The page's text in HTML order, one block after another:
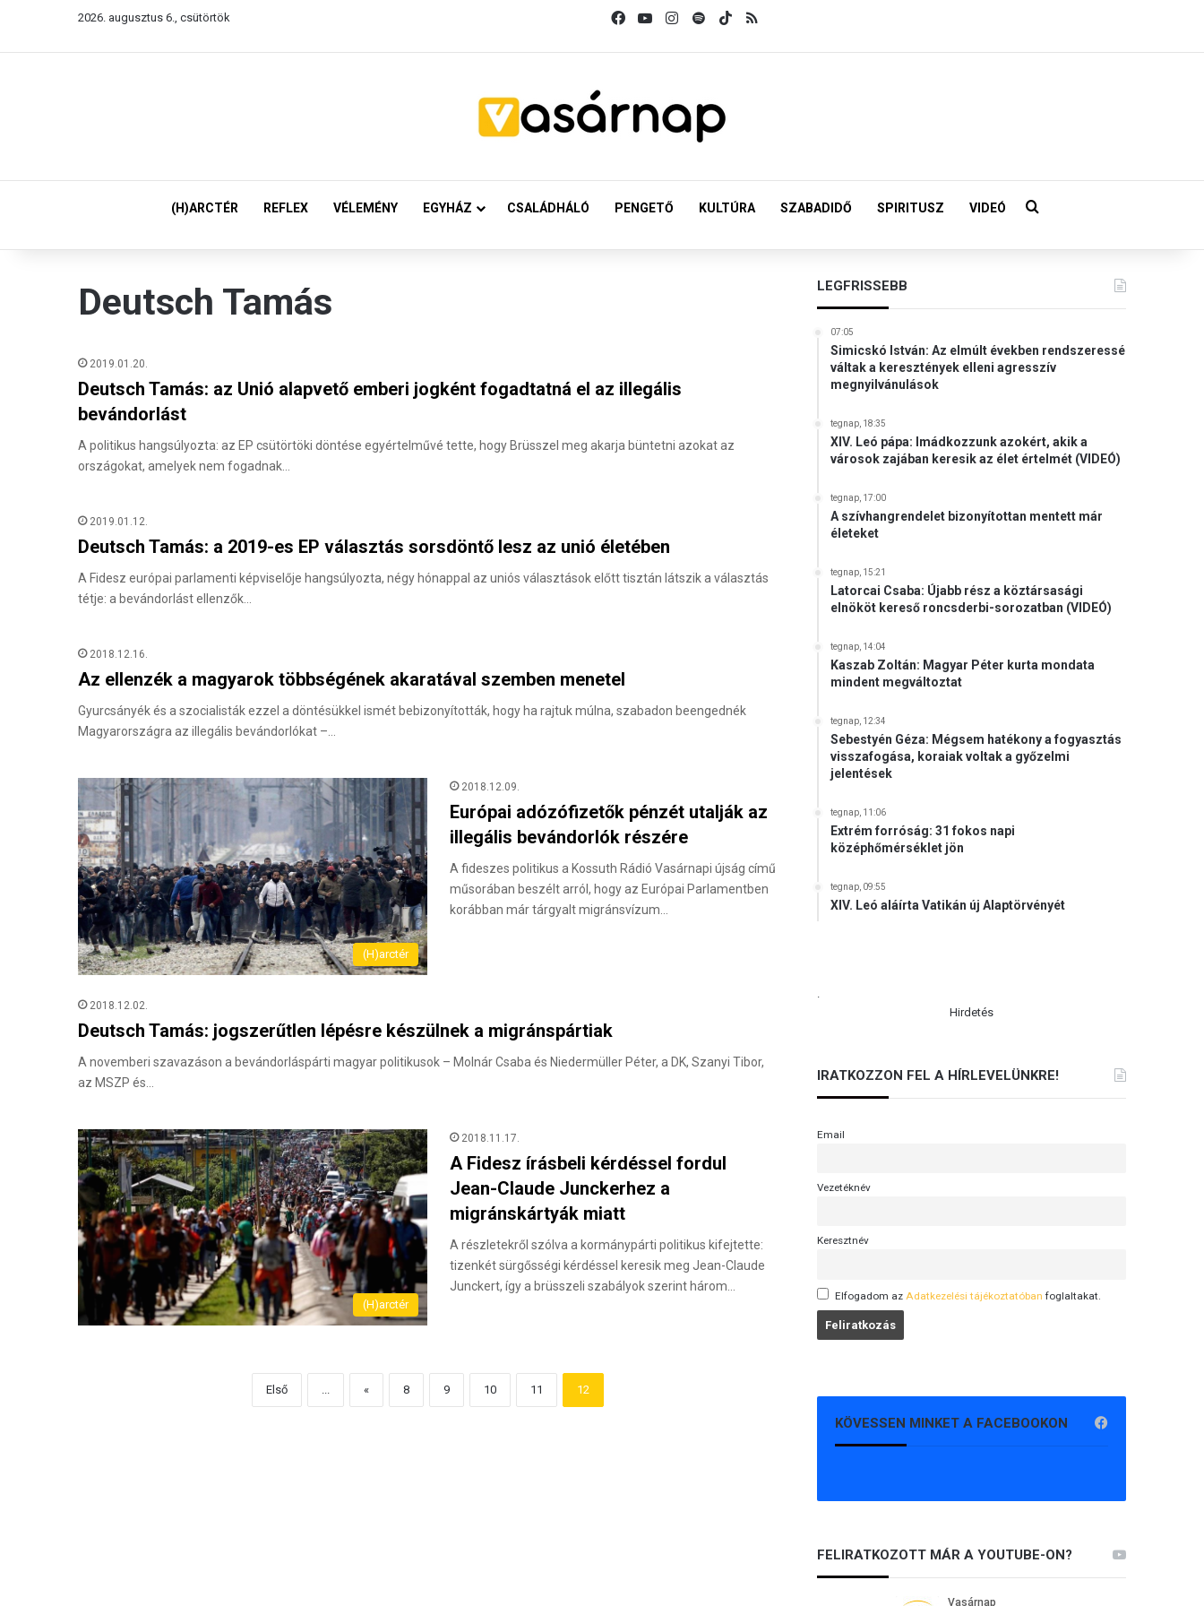
2026. augusztus 6., csütörtök FacebookYouTubeInstagram
SpotifyTikTok
(H)ARCTÉR REFLEX VÉLEMÉNY EGYHÁZ CSALÁDHÁLÓ PENGETŐ KULTÚRA SZABADIDŐ SPIRITUSZ VIDEÓ Keresés:
Deutsch Tamás
2019.01.20.
Deutsch Tamás: az Unió alapvető emberi jogként fogadtatná el az illegális
bevándorlást
A politikus hangsúlyozta: az EP csütörtöki döntése egyértelművé tette, hogy Brüsszel meg akarja büntetni azokat az
országokat, amelyek nem fogadnak…
2019.01.12.
Deutsch Tamás: a 2019-es EP választás sorsdöntő lesz az unió életében
A Fidesz európai parlamenti képviselője hangsúlyozta, négy hónappal az uniós választások előtt tisztán látszik a választás
tétje: a bevándorlást ellenzők…
2018.12.16.
Az ellenzék a magyarok többségének akaratával szemben menetel
Gyurcsányék és a szocialisták ezzel a döntésükkel ismét bebizonyították, hogy ha rajtuk múlna, szabadon beengednék
Magyarországra az illegális bevándorlókat –…
(H)arctér
2018.12.09.
Európai adózófizetők pénzét utalják az
illegális bevándorlók részére
A fideszes politikus a Kossuth Rádió Vasárnapi újság című
műsorában beszélt arról, hogy az Európai Parlamentben
korábban már tárgyalt migránsvízum…
2018.12.02.
Deutsch Tamás: jogszerűtlen lépésre készülnek a migránspártiak
A novemberi szavazáson a bevándorláspárti magyar politikusok – Molnár Csaba és Niedermüller Péter, a DK, Szanyi Tibor,
az MSZP és…
(H)arctér
2018.11.17.
A Fidesz írásbeli kérdéssel fordul
Jean-Claude Junckerhez a
migránskártyák miatt
A részletekről szólva a kormánypárti politikus kifejtette:
tizenkét sürgősségi kérdéssel keresik meg Jean-Claude
Junckert, így a brüsszeli szabályok szerint három…
Első ... « 8 9 10 11 12
LEGFRISSEBB
07:05
Simicskó István: Az elmúlt években rendszeressé
váltak a keresztények elleni agresszív
megnyilvánulások
tegnap, 18:35
XIV. Leó pápa: Imádkozzunk azokért, akik a
városok zajában keresik az élet értelmét (VIDEÓ)
tegnap, 17:00
A szívhangrendelet bizonyítottan mentett már
életeket
tegnap, 15:21
Latorcai Csaba: Újabb rész a köztársasági
elnököt kereső roncsderbi-sorozatban (VIDEÓ)
tegnap, 14:04
Kaszab Zoltán: Magyar Péter kurta mondata
mindent megváltoztat
tegnap, 12:34
Sebestyén Géza: Mégsem hatékony a fogyasztás
visszafogása, koraiak voltak a győzelmi
jelentések
tegnap, 11:06
Extrém forróság: 31 fokos napi
középhőmérséklet jön
tegnap, 09:55
XIV. Leó aláírta Vatikán új Alaptörvényét
.
Hirdetés
IRATKOZZON FEL A HÍRLEVELÜNKRE!
Email
Vezetéknév
Keresztnév
Elfogadom az Adatkezelési tájékoztatóban foglaltakat.
KÖVESSEN MINKET A FACEBOOKON
FELIRATKOZOTT MÁR A YOUTUBE-ON?